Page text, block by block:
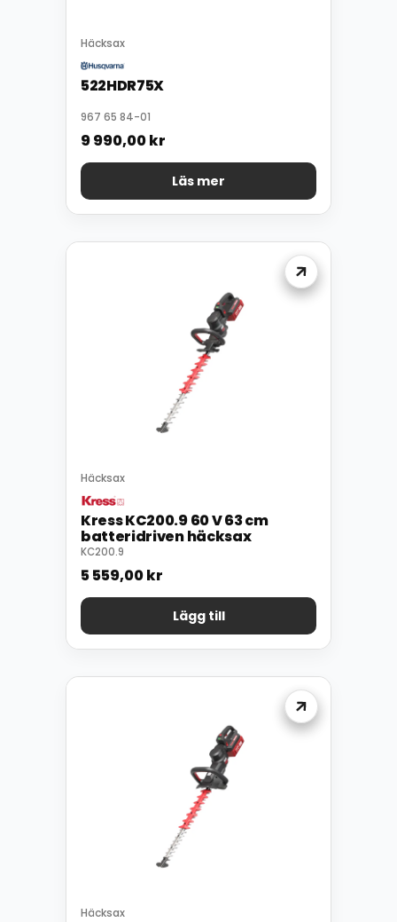
Häcksax
522HDR75X
967 65 84-01
9 990,00kr
Läs mer
Häcksax
Kress KC200.9 60 V 63 cm
batteridriven häcksax
KC200.9
5 559,00kr
Lägg till
Häcksax